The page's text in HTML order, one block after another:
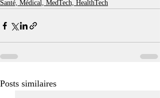
Santé, Médical, MedTech, HealthTech
Posts similaires